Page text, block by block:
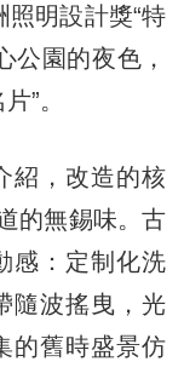
照明設計獎“特
公園的夜色，
”。
，改造的核
的無錫味。古
感：定制化洗
隨波搖曳，光
的舊時盛景仿